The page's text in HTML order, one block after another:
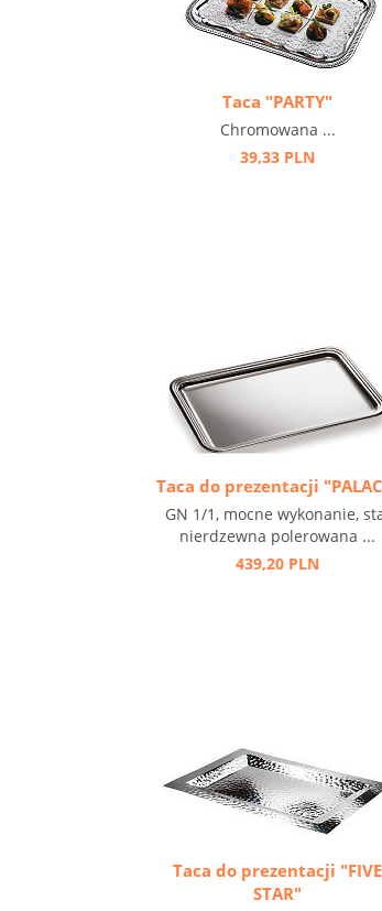
Taca "PARTY"
Chromowana ...
39,33 PLN
Taca do prezentacji
GN 1/1, mocne wykonanie,
nierdzewna polerowana ...
439,20 PLN
Taca do prezentacji "FIVE
STAR"